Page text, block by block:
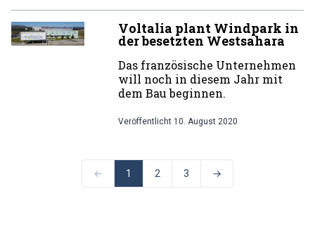
Voltalia plant Windpark in
der besetzten Westsahara
Das französische Unternehmen
will noch in diesem Jahr mit
dem Bau beginnen.
Veröffentlicht 10. August 2020
← 1 2 3 →